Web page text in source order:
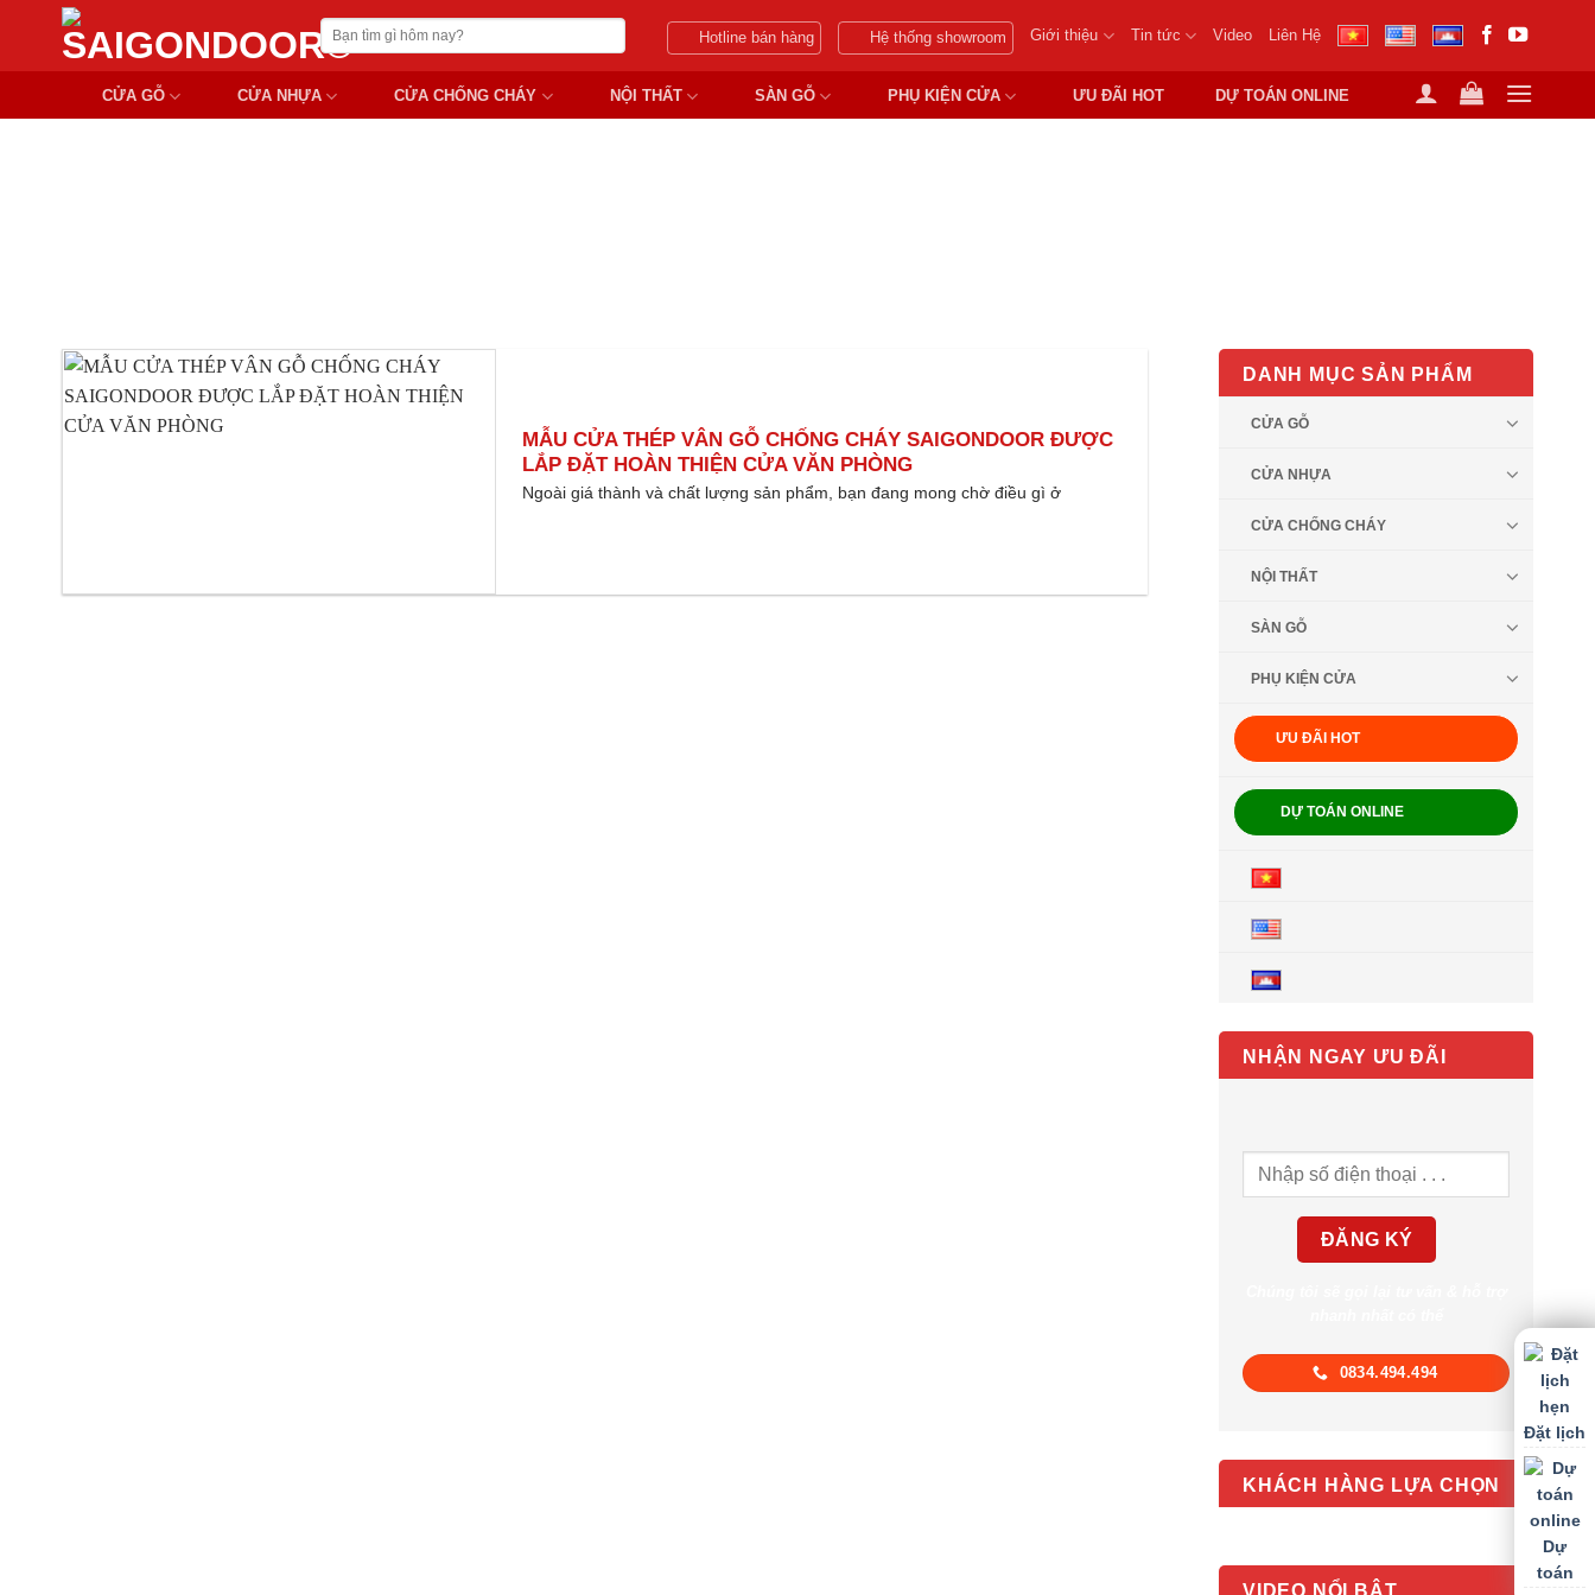
Chuyển
nội
Tìm
kiếm:
Hotline bán hàng Hệ thống showroom Giới thiệu Tin tức Video Liên Hệ
CỬA GỖ CỬA NHỰA CỬA CHỐNG CHÁY NỘI THẤT SÀN GỖ PHỤ KIỆN CỬA ƯU ĐÃI HOT DỰ TOÁN ONLINE
MẪU CỬA THÉP VÂN GỖ CHỐNG CHÁY SAIGONDOOR ĐƯỢC
LẮP ĐẶT HOÀN THIỆN CỬA VĂN PHÒNG
Ngoài giá thành và chất lượng sản phẩm, bạn đang mong chờ điều gì ở
DANH MỤC SẢN PHẨM
CỬA GỖ
CỬA NHỰA
CỬA CHỐNG CHÁY
NỘI THẤT
SÀN GỖ
PHỤ KIỆN CỬA
ƯU ĐÃI HOT
DỰ TOÁN ONLINE
NHẬN NGAY ƯU ĐÃI
0834.494.494
KHÁCH HÀNG LỰA CHỌN
VIDEO NỔI BẬT
Đặt lịch
Dự
toán